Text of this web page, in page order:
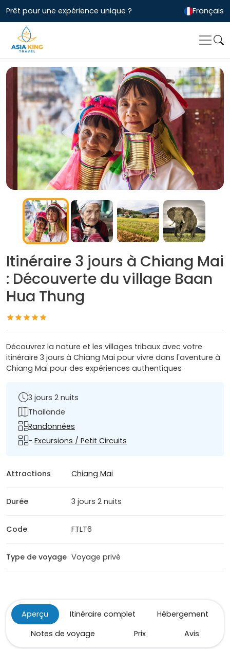
Prêt pour une expérience unique ? Français
Itinéraire 3 jours à Chiang Mai
: Découverte du village Baan
Hua Thung
Découvrez la nature et les villages tribaux avec votre
itinéraire 3 jours à Chiang Mai pour vivre dans l'aventure à
Chiang Mai pour des expériences authentiques
3 jours 2 nuits
Thailande
Randonnées
- Excursions / Petit Circuits
Attractions Chiang Mai
Durée 3 jours 2 nuits
Code FTLT6
Type de voyage Voyage privé
Aperçu Itinéraire complet
Hébergement
Notes de voyage
Prix Avis